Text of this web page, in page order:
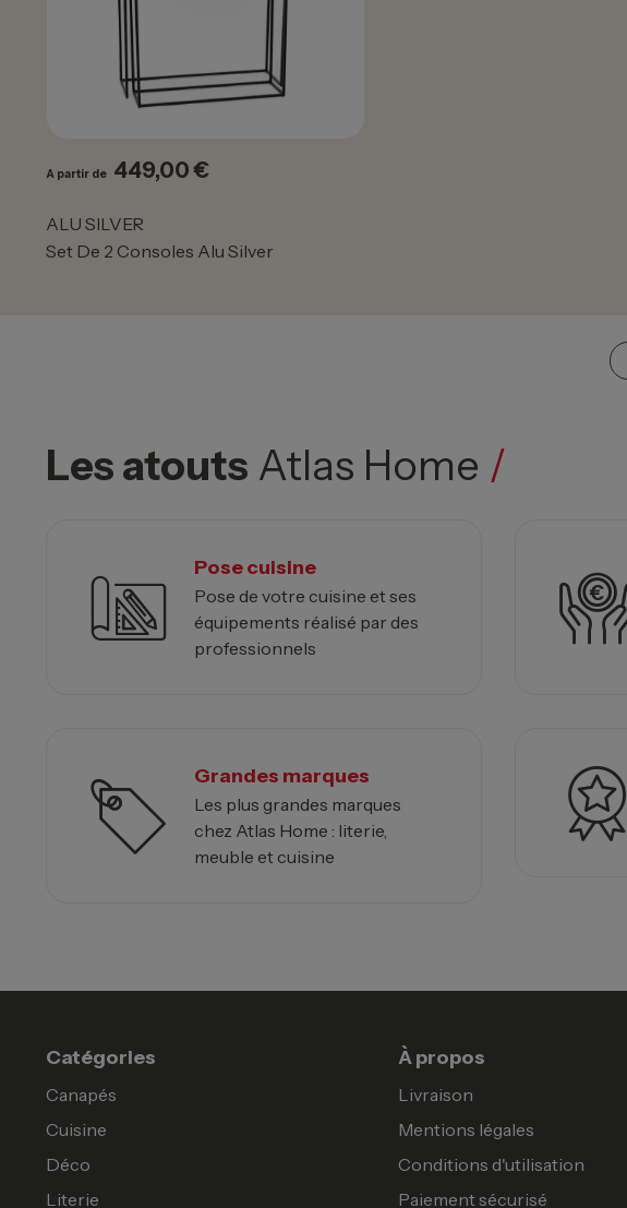
A partir de Prix
449,00 €
ALU SILVER
Set De 2 Consoles Alu Silver
Les atouts Atlas Home /
Pose cuisine
Pose de votre cuisine et ses
équipements réalisé par des
professionnels
Grandes marques
Les plus grandes marques
chez Atlas Home : literie,
meuble et cuisine
Catégories
Canapés
Cuisine
Déco
Literie
À propos
Livraison
Mentions légales
Conditions d'utilisation
Paiement sécurisé